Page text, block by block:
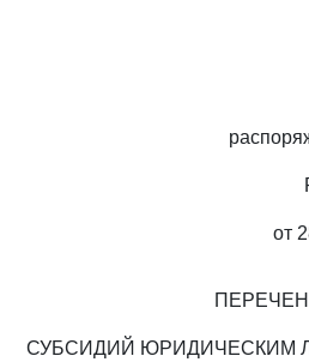
от
СУБСИДИЙ ЮРИДИЧЕСКИМ